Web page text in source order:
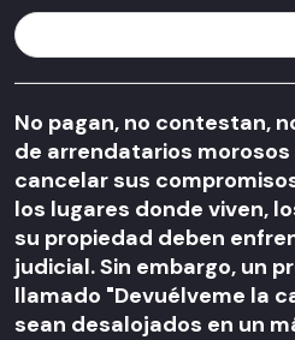
No pagan, no contestan,
de arrendatarios
cancelar sus
los lugares donde viven,
su propiedad deben
judicial. Sin embargo, un
llamado "Devuélveme la
sean desalojados en un